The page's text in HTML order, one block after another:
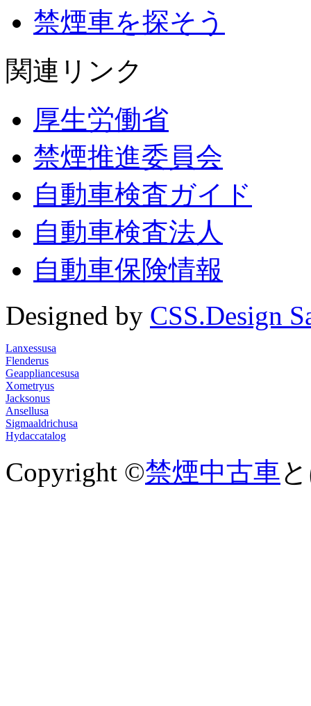
禁煙車を探そう
関連リンク
厚生労働省
禁煙推進委員会
自動車検査ガイド
自動車検査法人
自動車保険情報
Designed by CSS.Design
Lanxessusa
Flenderus
Geappliancesusa
Xometryus
Jacksonus
Ansellusa
Sigmaaldrichusa
Hydaccatalog
Copyright ©禁煙中古車